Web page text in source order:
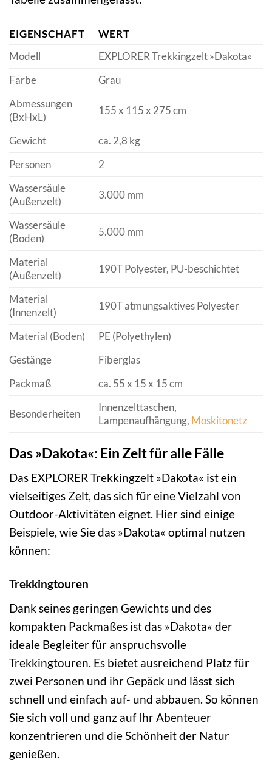
EIGENSCHAFT
WERT
Modell
EXPLORER Trekkingzelt »Dakota«
Farbe
Grau
Abmessungen
(BxHxL)
155 x 115 x 275 cm
Gewicht
ca. 2,8 kg
Personen
2
Wassersäule
(Außenzelt)
3.000 mm
Wassersäule
(Boden)
5.000 mm
Material
(Außenzelt)
190T Polyester, PU-beschichtet
Material
(Innenzelt)
190T atmungsaktives Polyester
Material (Boden)
PE (Polyethylen)
Gestänge
Fiberglas
Packmaß
ca. 55 x 15 x 15 cm
Besonderheiten
Innenzelttaschen,
Lampenaufhängung, Moskitonetz
Das »Dakota«: Ein Zelt für alle Fälle
Das EXPLORER Trekkingzelt »Dakota« ist ein
vielseitiges Zelt, das sich für eine Vielzahl von
Outdoor-Aktivitäten eignet. Hier sind einige
Beispiele, wie Sie das »Dakota« optimal nutzen
können:
Trekkingtouren
Dank seines geringen Gewichts und des
kompakten Packmaßes ist das »Dakota« der
ideale Begleiter für anspruchsvolle
Trekkingtouren. Es bietet ausreichend Platz für
zwei Personen und ihr Gepäck und lässt sich
schnell und einfach auf- und abbauen. So können
Sie sich voll und ganz auf Ihr Abenteuer
konzentrieren und die Schönheit der Natur
genießen.